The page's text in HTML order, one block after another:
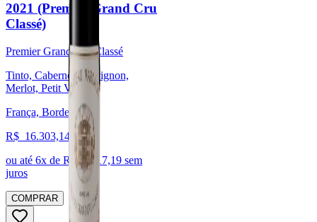
2021 (Premier Grand Cru
Classé)
Premier Grand Cru Classé
Tinto, Cabernet Sauvignon,
Merlot, Petit Verdot
França, Bordeaux
R$ 16.303,14
ou até 6x de R$ 2.717,19 sem
juros
COMPRAR